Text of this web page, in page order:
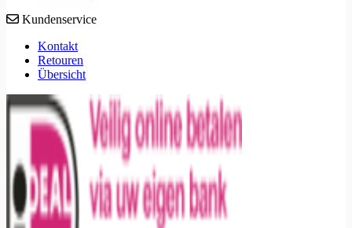
Kundenservice
Kontakt
Retouren
Übersicht